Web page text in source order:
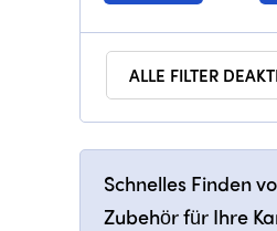
ALLE FILTER
Schnelles Finden
Zubehör für Ihre